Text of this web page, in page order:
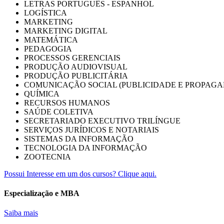
LETRAS PORTUGUÊS - ESPANHOL
LOGÍSTICA
MARKETING
MARKETING DIGITAL
MATEMÁTICA
PEDAGOGIA
PROCESSOS GERENCIAIS
PRODUÇÃO AUDIOVISUAL
PRODUÇÃO PUBLICITÁRIA
COMUNICAÇÃO SOCIAL (PUBLICIDADE E
QUÍMICA
RECURSOS HUMANOS
SAÚDE COLETIVA
SECRETARIADO EXECUTIVO TRILÍNGUE
SERVIÇOS JURÍDICOS E NOTARIAIS
SISTEMAS DA INFORMAÇÃO
TECNOLOGIA DA INFORMAÇÃO
ZOOTECNIA
Possui Interesse em um dos cursos? Clique aqui.
Especialização e MBA
Saiba mais